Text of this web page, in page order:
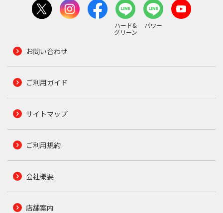
ハード&
グリーン
パワー
お問い合わせ
ご利用ガイド
サイトマップ
ご利用規約
会社概要
店舗案内